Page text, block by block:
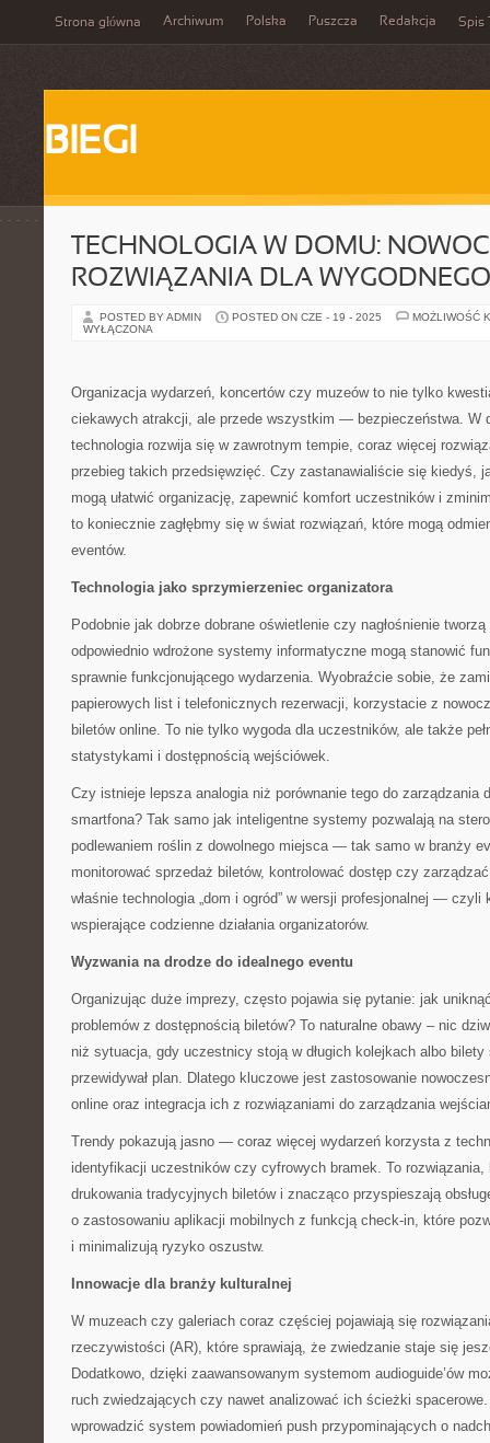
Strona główna Archiwum Polska Puszcza Redakcja Spis
BIEGI
TECHNOLOGIA W DOMU:
ROZWIĄZANIA DLA
POSTED BY ADMIN POSTED ON CZE - 19 - 2025
MOŻLIWOŚĆ
WYŁĄCZONA
Organizacja wydarzeń, koncertów czy muzeów to nie tylko
ciekawych atrakcji, ale przede wszystkim — bezpieczeństwa. W
technologia rozwija się w zawrotnym tempie, coraz więcej
przebieg takich przedsięwzięć. Czy zastanawialiście się kiedyś,
mogą ułatwić organizację, zapewnić komfort uczestników i
to koniecznie zagłębmy się w świat rozwiązań, które mogą
eventów.
Technologia jako sprzymierzeniec organizatora
Podobnie jak dobrze dobrane oświetlenie czy nagłośnienie
odpowiednio wdrożone systemy informatyczne mogą stanowić
sprawnie funkcjonującego wydarzenia. Wyobraźcie sobie, że
papierowych list i telefonicznych rezerwacji, korzystacie z
biletów online. To nie tylko wygoda dla uczestników, ale także
statystykami i dostępnością wejściówek.
Czy istnieje lepsza analogia niż porównanie tego do zarządzania
smartfona? Tak samo jak inteligentne systemy pozwalają na
podlewaniem roślin z dowolnego miejsca — tak samo w branży
monitorować sprzedaż biletów, kontrolować dostęp czy
właśnie technologia „dom i ogród” w wersji profesjonalnej —
wspierające codzienne działania organizatorów.
Wyzwania na drodze do idealnego eventu
Organizując duże imprezy, często pojawia się pytanie: jak
problemów z dostępnością biletów? To naturalne obawy – nic
niż sytuacja, gdy uczestnicy stoją w długich kolejkach albo
przewidywał plan. Dlatego kluczowe jest zastosowanie
online oraz integracja ich z rozwiązaniami do zarządzania
Trendy pokazują jasno — coraz więcej wydarzeń korzysta z
identyfikacji uczestników czy cyfrowych bramek. To
drukowania tradycyjnych biletów i znacząco przyspieszają
o zastosowaniu aplikacji mobilnych z funkcją check-in, które
i minimalizują ryzyko oszustw.
Innowacje dla branży kulturalnej
W muzeach czy galeriach coraz częściej pojawiają się
rzeczywistości (AR), które sprawiają, że zwiedzanie staje się
Dodatkowo, dzięki zaawansowanym systemom audioguide’ów
ruch zwiedzających czy nawet analizować ich ścieżki
wprowadzić system powiadomień push przypominających o